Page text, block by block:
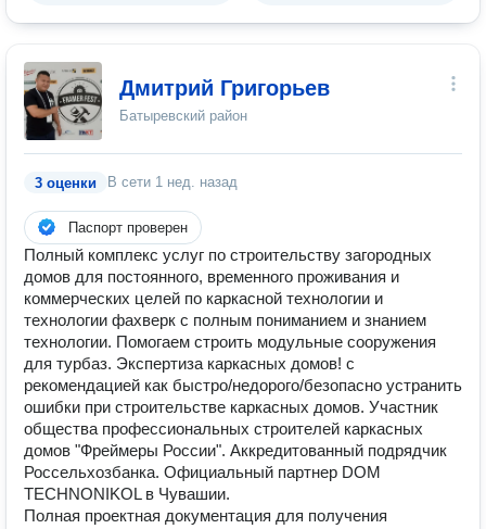
Дмитрий Григорьев
Батыревский район
3 оценки В сети 1 нед. назад
Паспорт проверен
Полный комплекс услуг по строительству загородных
домов для постоянного, временного проживания и
коммерческих целей по каркасной технологии и
технологии фахверк с полным пониманием и знанием
технологии. Помогаем строить модульные сооружения
для турбаз. Экспертиза каркасных домов! с
рекомендацией как быстро/недорого/безопасно устранить
ошибки при строительстве каркасных домов. Участник
общества профессиональных строителей каркасных
домов "Фреймеры России". Аккредитованный подрядчик
Россельхозбанка. Официальный партнер DOM
TECHNONIKOL в Чувашии.
Полная проектная документация для получения